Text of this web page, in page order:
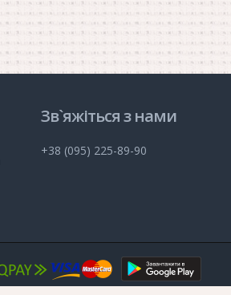
Зв`яжіться з нами
+38 (095) 225-89-90